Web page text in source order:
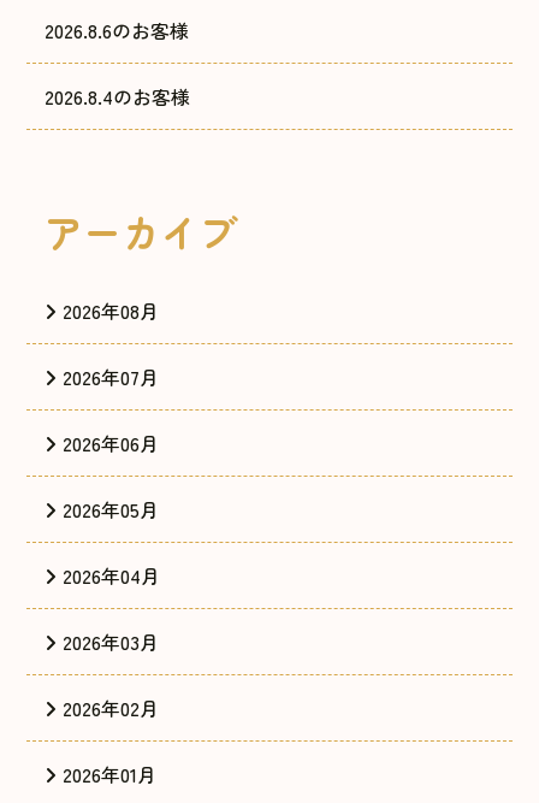
2026.8.6のお客様
2026.8.4のお客様
アーカイブ
2026年08月
2026年07月
2026年06月
2026年05月
2026年04月
2026年03月
2026年02月
2026年01月